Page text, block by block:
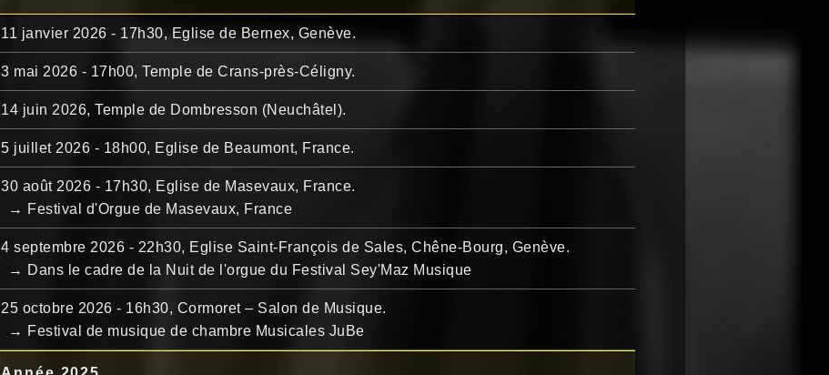
11 janvier 2026 - 17h30, Eglise de Bernex, Genève.
3 mai 2026 - 17h00, Temple de Crans-près-Céligny.
14 juin 2026, Temple de Dombresson (Neuchâtel).
5 juillet 2026 - 18h00, Eglise de Beaumont, France.
30 août 2026 - 17h30, Eglise de Masevaux, France.
→ Festival d'Orgue de Masevaux, France
4 septembre 2026 - 22h30, Eglise Saint-François de Sales, Chêne-Bourg, Genève.
→ Dans le cadre de la Nuit de l'orgue du Festival Sey'Maz Musique
25 octobre 2026 - 16h30, Cormoret – Salon de Musique.
→ Festival de musique de chambre Musicales JuBe